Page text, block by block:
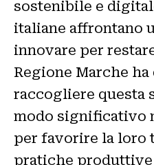
sostenibile e
italiane affrontano
innovare per
Regione Marche
raccogliere questa
modo significativo
per favorire la loro
pratiche produttive